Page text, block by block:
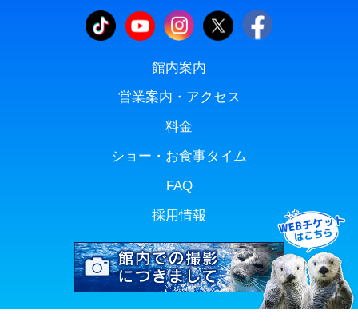
館内案内
営業案内・アクセス
料金
ショー・お食事タイム
FAQ
採用情報